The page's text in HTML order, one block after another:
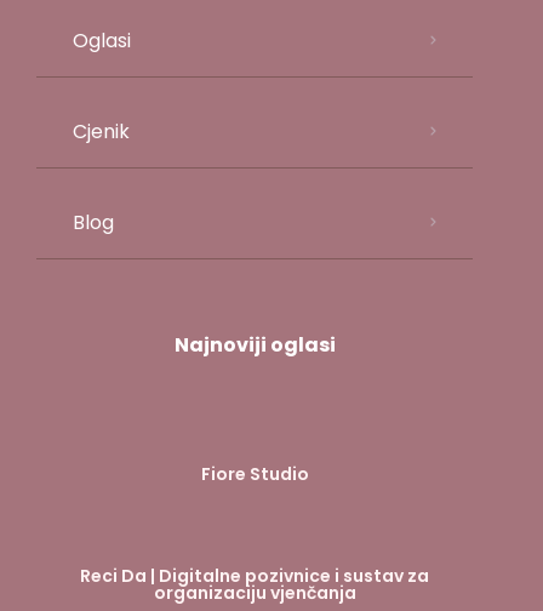
Oglasi
Cjenik
Blog
Najnoviji oglasi
Fiore Studio
Reci Da | Digitalne pozivnice i sustav za
organizaciju vjenčanja